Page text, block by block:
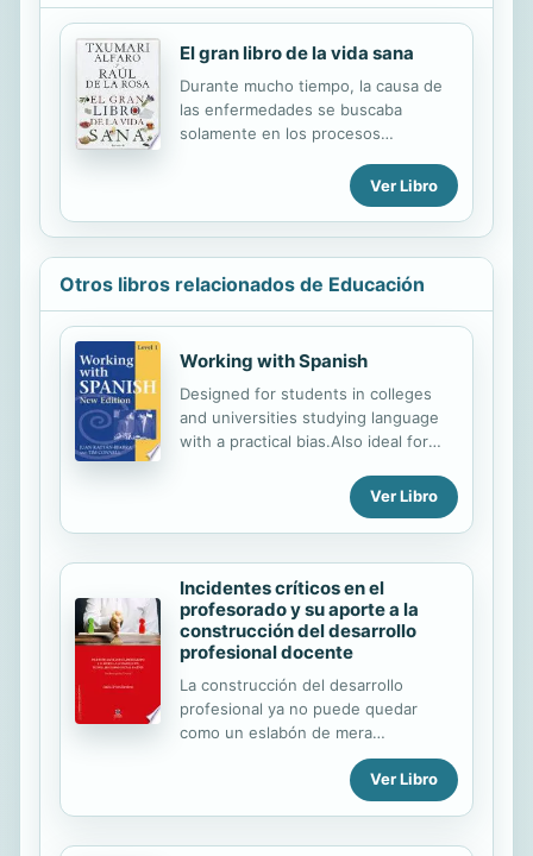
El gran libro de la vida sana
Durante mucho tiempo, la causa de
las enfermedades se buscaba
solamente en los procesos
contaminantes ambientales, las
radiaciones electromagnéticas, los
tóxicos en la alimentación, las
relaciones sociales, los hábitos de
Ver Libro
Otros libros relacionados de Educación
Working with Spanish
Designed for students in colleges
and universities studying language
with a practical bias.Also ideal for
training.Authentic reading materials
and exercises.Available in French,
German and Spanish.A valuable
asset in the business world.
Ver Libro
Incidentes críticos en el
profesorado y su aporte a la
construcción del desarrollo
profesional docente
La construcción del desarrollo
profesional ya no puede quedar
como un eslabón de mera
espontaneidad, sino que demanda
un proceso de co-construcción
entre diversos actores claves del
el estudio de los Incidentes Críticos
Ver Libro